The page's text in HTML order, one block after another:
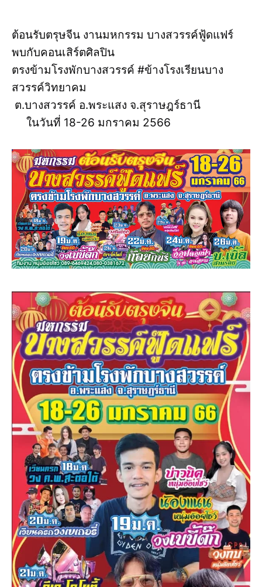
ต้อนรับตรุษจีน งานมหกรรม บางสวรรค์ฟู้ดแฟร์
พบกับคอนเสิร์ตศิลปิน
ตรงข้ามโรงพักบางสวรรค์ #ข้างโรงเรียนบาง
สวรรค์วิทยาคม
ต.บางสวรรค์ อ.พระแสง จ.สุราษฎร์ธานี
ในวันที่ 18-26 มกราคม 2566